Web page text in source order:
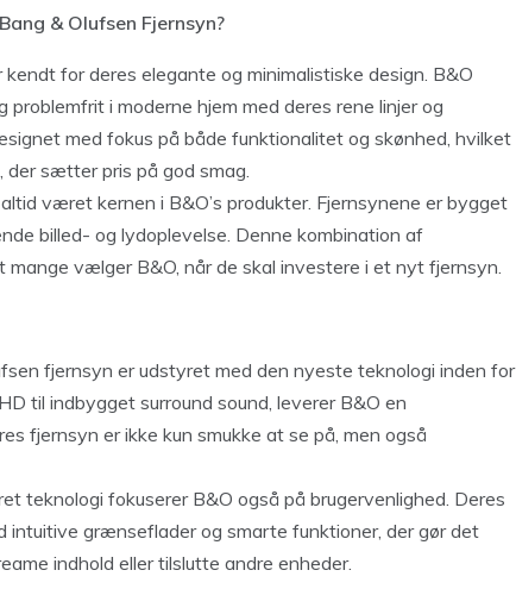
& Olufsen Fjernsyn?
kendt for deres elegante og minimalistiske design. B&O
problemfrit i moderne hjem med deres rene linjer og
med fokus på både funktionalitet og skønhed, hvilket
der sætter pris på god smag.
været kernen i B&O’s produkter. Fjernsynene er bygget
billed- og lydoplevelse. Denne kombination af
mange vælger B&O, når de skal investere i et nyt fjernsyn.
fjernsyn er udstyret med den nyeste teknologi inden for
til indbygget surround sound, leverer B&O en
fjernsyn er ikke kun smukke at se på, men også
teknologi fokuserer B&O også på brugervenlighed. Deres
intuitive grænseflader og smarte funktioner, der gør det
indhold eller tilslutte andre enheder.